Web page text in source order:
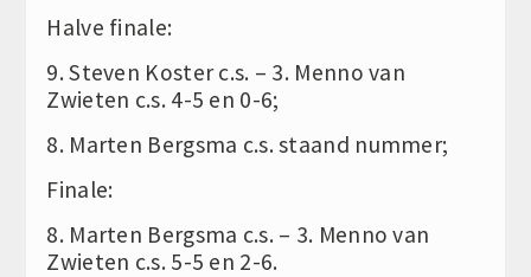
Halve finale:
9. Steven Koster c.s. – 3. Menno van
Zwieten c.s. 4-5 en 0-6;
8. Marten Bergsma c.s. staand nummer;
Finale:
8. Marten Bergsma c.s. – 3. Menno van
Zwieten c.s. 5-5 en 2-6.